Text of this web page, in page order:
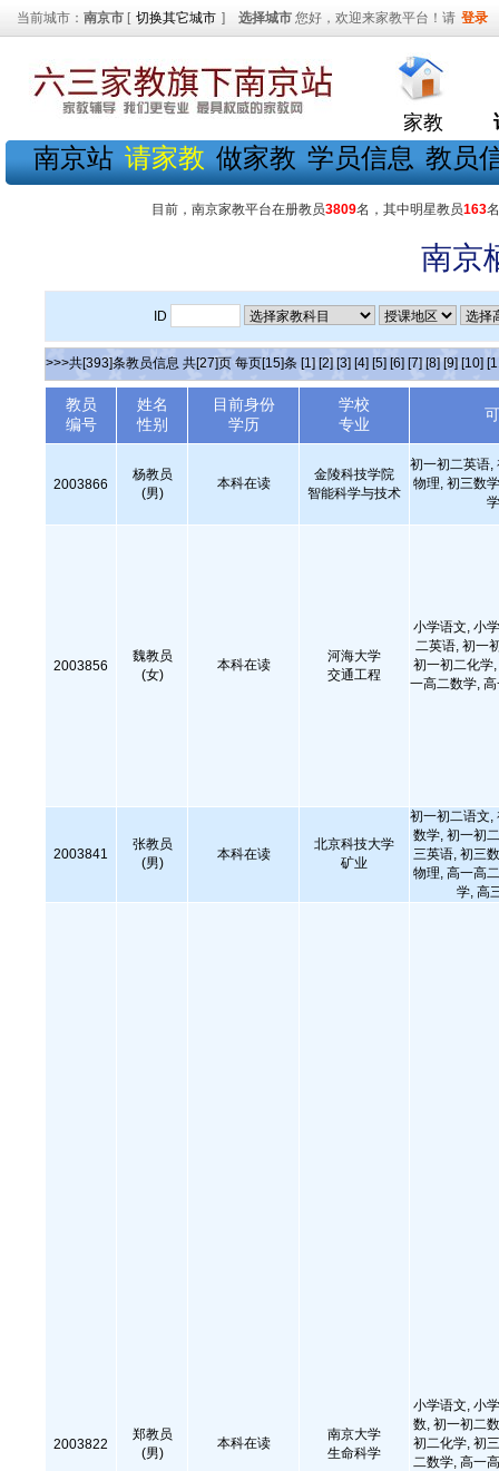
当前城市： 南京市 [ 切换其它城市 ] 选择城市 您好，欢迎来家教平台！请 登录
家教
南京站 请家教 做家教 学员信息 教员
目前，南京家教平台在册教员3809名，其中明星教员163
南京
ID
>>>共[393]条教员信息 共[27]页 每页[15]条 [1] [2] [3] [4] [5] [6] [7] [8] [9] [10]
教员
编号
姓名
性别
目前身份
学历
学校
专业
2003866
杨教员
(男)
本科在读
金陵科技学院
智能科学与技术
初一初二英语,
物理, 初三数
2003856
魏教员
(女)
本科在读
河海大学
交通工程
小学语文, 小
二英语, 初一
初一初二化学
一高二数学,
2003841
张教员
(男)
本科在读
北京科技大学
矿业
初一初二语文,
数学, 初一初
三英语, 初三
物理, 高一高
学, 高
2003822
郑教员
(男)
本科在读
南京大学
生命科学
小学语文, 小
数, 初一初二
初二化学, 初
二数学, 高一